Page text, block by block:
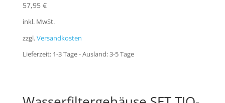
57,95 €
inkl. MwSt.
zzgl.Versandkosten
Lieferzeit: 1-3 Tage - Ausland: 3-5 Tage